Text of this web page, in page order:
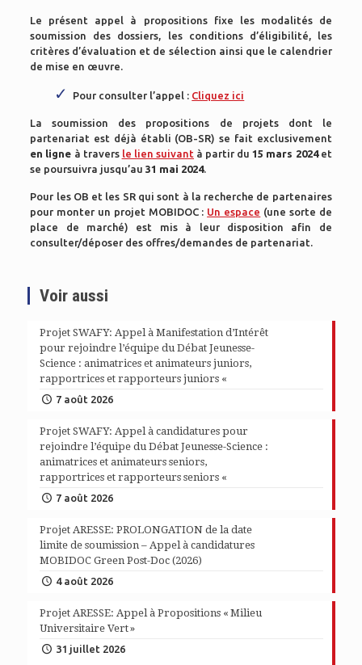
Le présent appel à propositions fixe les modalités de
soumission des dossiers, les conditions d’éligibilité, les
critères d’évaluation et de sélection ainsi que le calendrier
de mise en œuvre.
Pour consulter l’appel : Cliquez ici
La soumission des propositions de projets dont le
partenariat est déjà établi (OB-SR) se fait exclusivement
en ligne à travers le lien suivant à partir du15 mars 2024et
se poursuivra jusqu’au31 mai 2024.
Pour les OB et les SR qui sont à la recherche de partenaires
pour monter un projet MOBIDOC : Un espace (une sorte de
place de marché) est mis à leur disposition afin de
consulter/déposer des offres/demandes de partenariat.
Voir aussi
Projet SWAFY: Appel à Manifestation d’Intérêt
pour rejoindre l’équipe du Débat Jeunesse-
Science : animatrices et animateurs juniors,
rapportrices et rapporteurs juniors «
7 août 2026
Projet SWAFY: Appel à candidatures pour
rejoindre l’équipe du Débat Jeunesse-Science :
animatrices et animateurs seniors,
rapportrices et rapporteurs seniors «
7 août 2026
Projet ARESSE: PROLONGATION de la date
limite de soumission – Appel à candidatures
MOBIDOC Green Post-Doc (2026)
4 août 2026
Projet ARESSE: Appel à Propositions « Milieu
Universitaire Vert »
31 juillet 2026